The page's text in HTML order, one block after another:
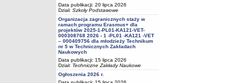
Data publikacji: 20 lipca 2026
Dział: Szkoły Podstawowe
Organizacja zagranicznych staży w
ramach programu Erasmus+ dla
projektów 2025-1-PL01-KA121-VET-
000308768 2026 - 1 -PL01 -KA121 -VET
– 000409756 dla młodzieży Technikum
nr 5 w Technicznych Zakładach
Naukowych
Data publikacji: 15 lipca 2026
Dział: Techniczne Zakłady Naukowe
Ogłoszenia 2026 r.